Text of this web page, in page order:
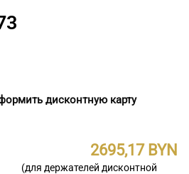
дисконтную карту
2695,17
(для держателей дисконтной